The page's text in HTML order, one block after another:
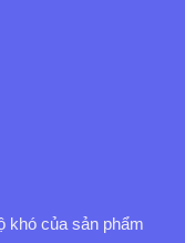
khó của sản phẩm